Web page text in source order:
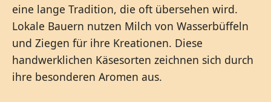
eine lange Tradition, die oft übersehen wird.
Lokale Bauern nutzen Milch von Wasserbüffeln
und Ziegen für ihre Kreationen. Diese
handwerklichen Käsesorten zeichnen sich durch
ihre besonderen Aromen aus.